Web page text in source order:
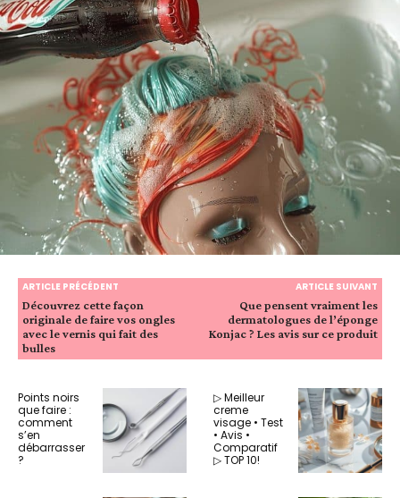
ARTICLE PRÉCÉDENT
Découvrez cette façon
originale de faire vos ongles
avec le vernis qui fait des
bulles
ARTICLE SUIVANT
Que pensent vraiment les
dermatologues de l’éponge
Konjac ? Les avis sur ce produit
Points noirs
que faire :
comment
s’en
débarrasser
?
▷ Meilleur
creme
visage • Test
• Avis •
Comparatif
▷ TOP 10!